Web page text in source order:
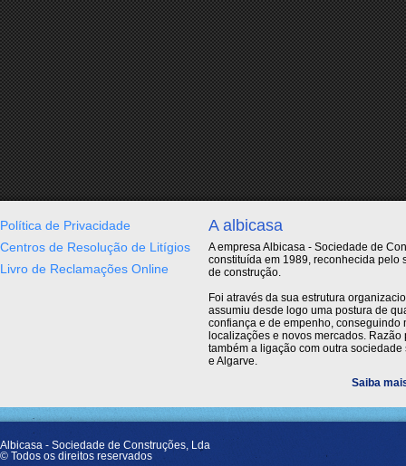
Política de Privacidade
Centros de Resolução de Litígios
Livro de Reclamações Online
A albicasa
A empresa Albicasa - Sociedade de
constituída em 1989, reconhecida pelo
de construção.
Foi através da sua estrutura
assumiu desde logo uma postura de
confiança e de empenho, conseguindo
localizações e novos mercados.
também a ligação com outra
e Algarve.
Saiba
Albicasa - Sociedade de Construções, Lda
© Todos os direitos reservados